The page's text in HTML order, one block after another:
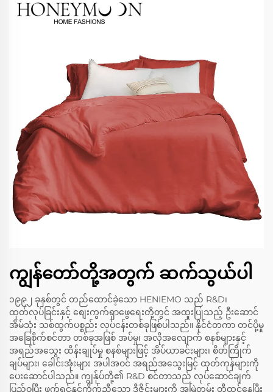
ကျွန်တော်တို့အတွက် ဆက်သွယ်ပါ
၁၉၉၂ ခုနှစ်တွင် တည်ထောင်ခဲ့သော HENIEMO သည် R&D၊
ထုတ်လုပ်ခြင်းနှင့် စျေးကွက်ရှာဖွေရေးတို့တွင် အထူးပြုသည့် ဦးဆောင်
အိမ်သုံး သစ်ထွက်ပစ္စည်း လုပ်ငန်းတစ်ခုဖြစ်ပါသည်။ နိုင်ငံတကာ တင်ပို့မှု
အခြေစိုက်စင်တာ တစ်ခုအဖြစ် အပ်မှု၊ အလိုအလျောက် စနစ်များနှင့်
အရည်အသွေး ထိန်းချုပ်မှု စနစ်များဖြင့် အိပ်ယာခင်းများ၊ စိတ်ကြိုက်
ချပ်များ၊ ခေါင်းအုံးများ အပါအဝင် အရည်အသွေးမြင့် ထုတ်ကုန်များကို
ပေးဆောင်ပါသည်။ ကျွန်ုပ်တို့၏ R&D စင်တာသည် လုပ်ဆောင်ချက်
ပြည့်ဝပြီး ဖက်ရှင်နှင့်ကိုက်ညီသော ဒီဇိုင်းများကို အမြဲတမ်း တီထွင်နေပြီး